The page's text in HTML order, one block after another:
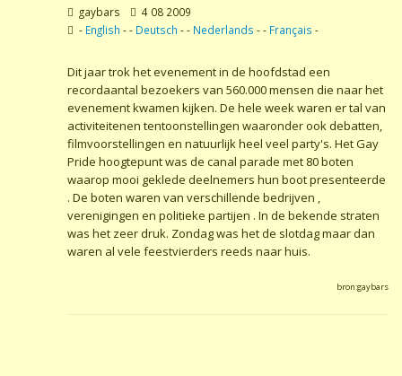
gaybars
4 08 2009
- English - - Deutsch - - Nederlands - - Français -
Dit jaar trok het evenement in de hoofdstad een
recordaantal bezoekers van 560.000 mensen die naar het
evenement kwamen kijken. De hele week waren er tal van
activiteitenen tentoonstellingen waaronder ook debatten,
filmvoorstellingen en natuurlijk heel veel party's. Het Gay
Pride hoogtepunt was de canal parade met 80 boten
waarop mooi geklede deelnemers hun boot presenteerde
. De boten waren van verschillende bedrijven ,
verenigingen en politieke partijen . In de bekende straten
was het zeer druk. Zondag was het de slotdag maar dan
waren al vele feestvierders reeds naar huis.
bron:gaybars